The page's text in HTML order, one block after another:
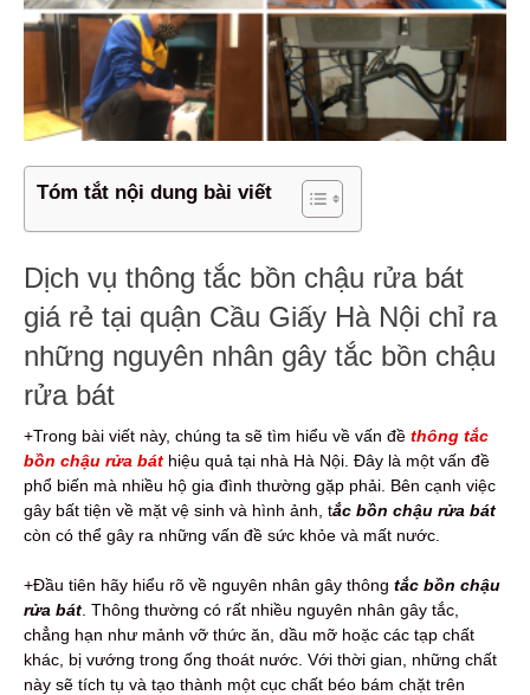
Tóm tắt nội dung bài viết
Dịch vụ thông tắc bồn chậu rửa bát
giá rẻ tại quận Cầu Giấy Hà Nội chỉ ra
những nguyên nhân gây tắc bồn chậu
rửa bát
+Trong bài viết này, chúng ta sẽ tìm hiểu về vấn đề thông tắc
bồn chậu rửa bát hiệu quả tại nhà Hà Nội. Đây là một vấn đề
phổ biến mà nhiều hộ gia đình thường gặp phải. Bên cạnh việc
gây bất tiện về mặt vệ sinh và hình ảnh, tắc bồn chậu rửa bát
còn có thể gây ra những vấn đề sức khỏe và mất nước.
+Đầu tiên hãy hiểu rõ về nguyên nhân gây thông tắc bồn chậu
rửa bát . Thông thường có rất nhiều nguyên nhân gây tắc,
chẳng hạn như mảnh vỡ thức ăn, dầu mỡ hoặc các tạp chất
khác, bị vướng trong ống thoát nước. Với thời gian, những chất
này sẽ tích tụ và tạo thành một cục chất béo bám chặt trên